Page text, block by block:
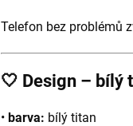
Telefon bez problémů
🤍 Design – bílý
• barva: bílý titan